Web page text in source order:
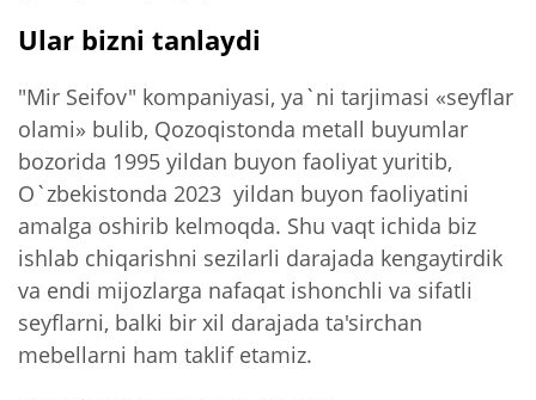
Ular bizni tanlaydi
"Mir Seifov" kompaniyasi, ya`ni tarjimasi «seyflar
olami» bulib, Qozoqistonda metall buyumlar
bozorida 1995 yildan buyon faoliyat yuritib,
O`zbekistonda 2023 yildan buyon faoliyatini
amalga oshirib kelmoqda. Shu vaqt ichida biz
ishlab chiqarishni sezilarli darajada kengaytirdik
va endi mijozlarga nafaqat ishonchli va sifatli
seyflarni, balki bir xil darajada ta'sirchan
mebellarni ham taklif etamiz.